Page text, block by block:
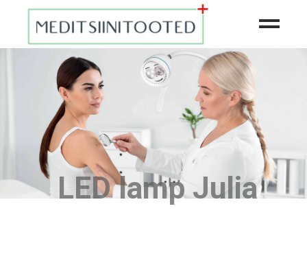
LED lamp Julia
õppevahendid